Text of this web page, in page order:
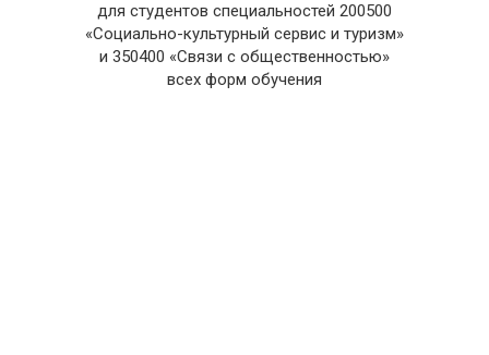
для студентов специальностей 200500
«Социально-культурный сервис и туризм»
и 350400 «Cвязи с общественностью»
всех форм обучения